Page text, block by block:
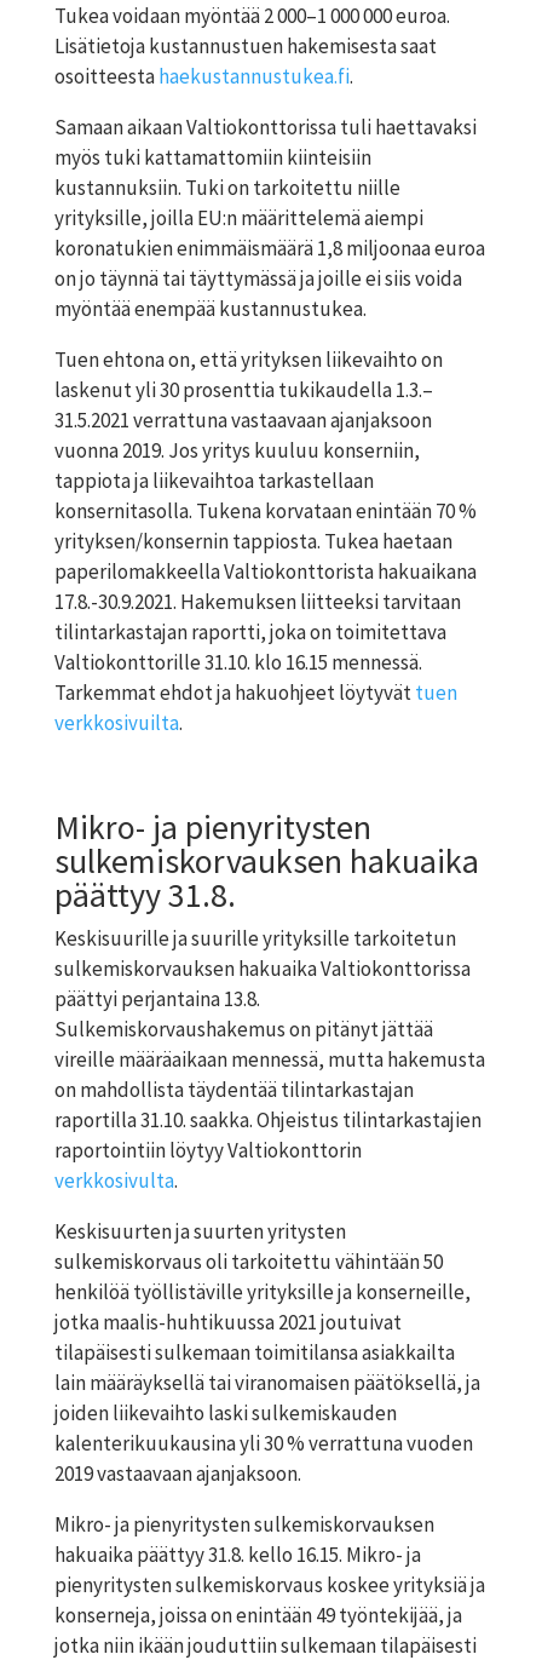
Tukea voidaan myöntää 2 000–1 000 000 euroa.
Lisätietoja kustannustuen hakemisesta saat
osoitteestahaekustannustukea.fi.
Samaan aikaan Valtiokonttorissa tuli haettavaksi
myös tuki kattamattomiin kiinteisiin
kustannuksiin. Tuki on tarkoitettu niille
yrityksille, joilla EU:n määrittelemä aiempi
koronatukien enimmäismäärä 1,8 miljoonaa euroa
on jo täynnä tai täyttymässä ja joille ei siis voida
myöntää enempää kustannustukea.
Tuen ehtona on, että yrityksen liikevaihto on
laskenut yli 30 prosenttia tukikaudella 1.3.–
31.5.2021 verrattuna vastaavaan ajanjaksoon
vuonna 2019. Jos yritys kuuluu konserniin,
tappiota ja liikevaihtoa tarkastellaan
konsernitasolla. Tukena korvataan enintään 70 %
yrityksen/konsernin tappiosta. Tukea haetaan
paperilomakkeella Valtiokonttorista hakuaikana
17.8.-30.9.2021. Hakemuksen liitteeksi tarvitaan
tilintarkastajan raportti, joka on toimitettava
Valtiokonttorille 31.10. klo 16.15 mennessä.
Tarkemmat ehdot ja hakuohjeet löytyvättuen
verkkosivuilta.
Mikro- ja pienyritysten
sulkemiskorvauksen hakuaika
päättyy 31.8.
Keskisuurille ja suurille yrityksille tarkoitetun
sulkemiskorvauksen hakuaika Valtiokonttorissa
päättyi perjantaina 13.8.
Sulkemiskorvaushakemus on pitänyt jättää
vireille määräaikaan mennessä, mutta hakemusta
on mahdollista täydentää tilintarkastajan
raportilla 31.10. saakka. Ohjeistus tilintarkastajien
raportointiin löytyy Valtiokonttorin
verkkosivulta.
Keskisuurten ja suurten yritysten
sulkemiskorvaus oli tarkoitettu vähintään 50
henkilöä työllistäville yrityksille ja konserneille,
jotka maalis-huhtikuussa 2021 joutuivat
tilapäisesti sulkemaan toimitilansa asiakkailta
lain määräyksellä tai viranomaisen päätöksellä, ja
joiden liikevaihto laski sulkemiskauden
kalenterikuukausina yli 30 % verrattuna vuoden
2019 vastaavaan ajanjaksoon.
Mikro- ja pienyritysten sulkemiskorvauksen
hakuaika päättyy 31.8. kello 16.15. Mikro- ja
pienyritysten sulkemiskorvaus koskee yrityksiä ja
konserneja, joissa on enintään 49 työntekijää, ja
jotka niin ikään jouduttiin sulkemaan tilapäisesti